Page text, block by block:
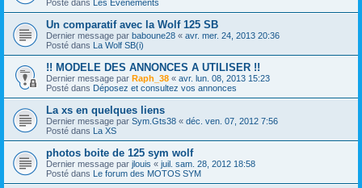
Posté dans Les Evénements
Un comparatif avec la Wolf 125 SB
Dernier message par baboune28 « avr. mer. 24, 2013 20:36
Posté dans La Wolf SB(i)
!! MODELE DES ANNONCES A UTILISER !!
Dernier message par Raph_38 « avr. lun. 08, 2013 15:23
Posté dans Déposez et consultez vos annonces
La xs en quelques liens
Dernier message par Sym.Gts38 « déc. ven. 07, 2012 7:56
Posté dans La XS
photos boite de 125 sym wolf
Dernier message par jlouis « juil. sam. 28, 2012 18:58
Posté dans Le forum des MOTOS SYM